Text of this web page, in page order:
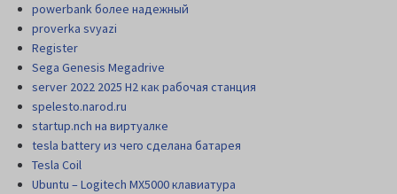
powerbank более надежный
proverka svyazi
Register
Sega Genesis Megadrive
server 2022 2025 H2 как рабочая станция
spelesto.narod.ru
startup.nch на виртуалке
tesla battery из чего сделана батарея
Tesla Coil
Ubuntu – Logitech MX5000 клавиатура